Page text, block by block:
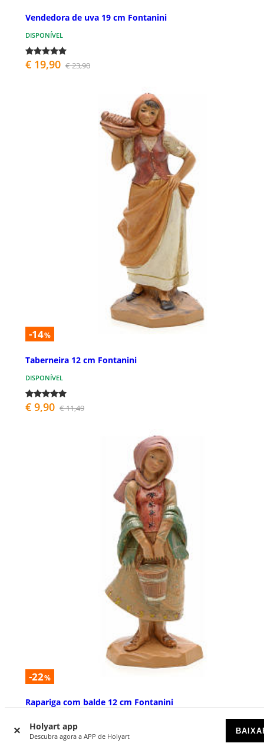
Holyart app
Descubra agora a APP de Holyart
Vendedora de uva 19 cm Fontanini
DISPONÍVEL
€ 19,90 € 23,90
-14%
Taberneira 12 cm Fontanini
DISPONÍVEL
€ 9,90 € 11,49
-22%
Rapariga com balde 12 cm Fontanini